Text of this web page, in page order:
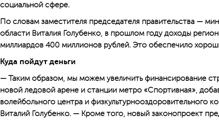
социальной сфере.
По словам заместителя председателя правительства —
области Виталия Голубенко, в прошлом году доходы
миллиардов 400 миллионов рублей. Это обеспечило
Куда пойдут деньги
— Таким образом, мы можем увеличить финансирование
новой ледовой арене и станции метро «Спортивная»,
волейбольного центра и физкультурнооздоровительного
Виталий Голубенко. — Кроме того, новый законопроект